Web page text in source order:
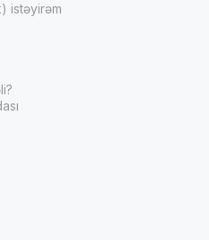
istəyirəm